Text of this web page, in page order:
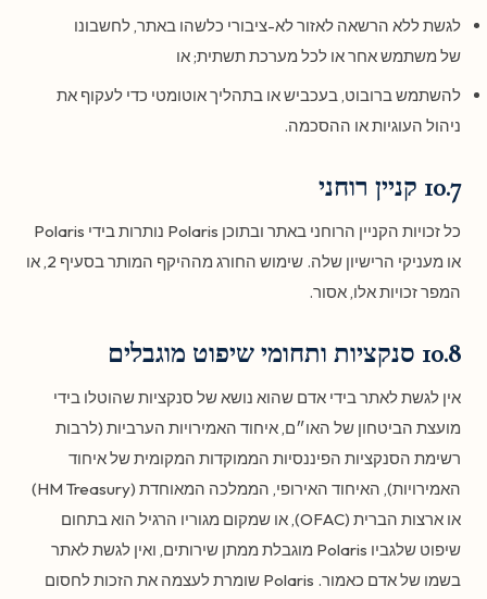
לגשת ללא הרשאה לאזור לא-ציבורי כלשהו באתר, לחשבונו
של משתמש אחר או לכל מערכת תשתית; או
להשתמש ברובוט, בעכביש או בתהליך אוטומטי כדי לעקוף את
ניהול העוגיות או ההסכמה.
10.7 קניין רוחני
כל זכויות הקניין הרוחני באתר ובתוכן Polaris נותרות בידי Polaris
או מעניקי הרישיון שלה. שימוש החורג מההיקף המותר בסעיף 2, או
המפר זכויות אלו, אסור.
10.8 סנקציות ותחומי שיפוט מוגבלים
אין לגשת לאתר בידי אדם שהוא נושא של סנקציות שהוטלו בידי
מועצת הביטחון של האו״ם, איחוד האמירויות הערביות (לרבות
רשימת הסנקציות הפיננסיות הממוקדות המקומית של איחוד
האמירויות), האיחוד האירופי, הממלכה המאוחדת (HM Treasury)
או ארצות הברית (OFAC), או שמקום מגוריו הרגיל הוא בתחום
שיפוט שלגביו Polaris מוגבלת ממתן שירותים, ואין לגשת לאתר
בשמו של אדם כאמור. Polaris שומרת לעצמה את הזכות לחסום